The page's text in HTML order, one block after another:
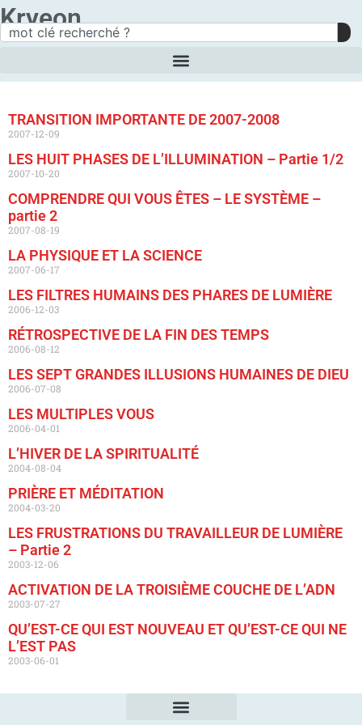
Kryeon
TRANSITION IMPORTANTE DE 2007-2008
2007-12-09
LES HUIT PHASES DE L’ILLUMINATION – Partie 1/2
2007-10-20
COMPRENDRE QUI VOUS ÊTES – LE SYSTÈME –
partie 2
2007-08-19
LA PHYSIQUE ET LA SCIENCE
2007-06-17
LES FILTRES HUMAINS DES PHARES DE LUMIÈRE
2006-12-03
RÉTROSPECTIVE DE LA FIN DES TEMPS
2006-08-12
LES SEPT GRANDES ILLUSIONS HUMAINES DE DIEU
2006-07-08
LES MULTIPLES VOUS
2006-04-01
L’HIVER DE LA SPIRITUALITÉ
2004-08-04
PRIÈRE ET MÉDITATION
2004-03-20
LES FRUSTRATIONS DU TRAVAILLEUR DE LUMIÈRE
– Partie 2
2003-12-06
ACTIVATION DE LA TROISIÈME COUCHE DE L’ADN
2003-07-27
QU’EST-CE QUI EST NOUVEAU ET QU’EST-CE QUI NE
L’EST PAS
2003-06-01